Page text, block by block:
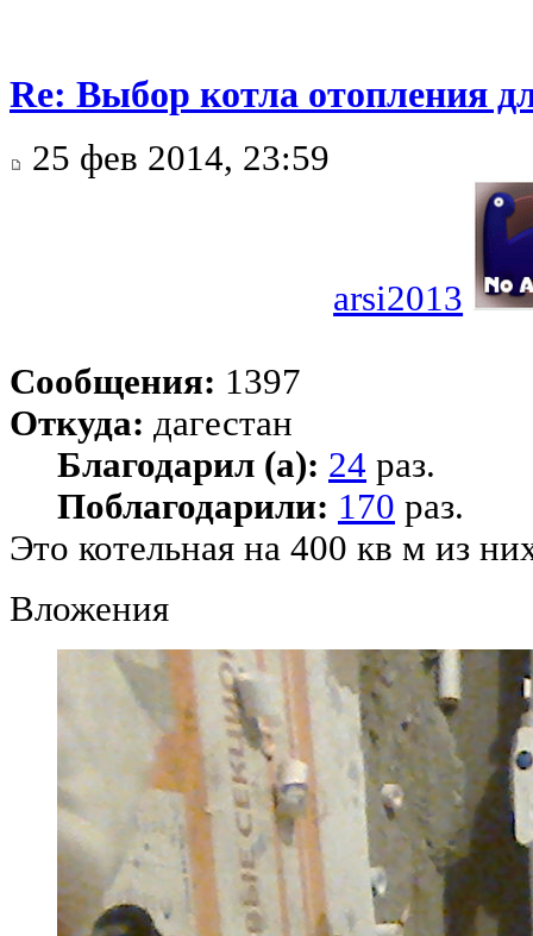
Re: Выбор котла отопления
25 фев 2014, 23:59
arsi2013
Сообщения: 1397
Откуда: дагестан
Благодарил (а): 24 раз.
Поблагодарили: 170 раз.
Это котельная на 400 кв м из
Вложения